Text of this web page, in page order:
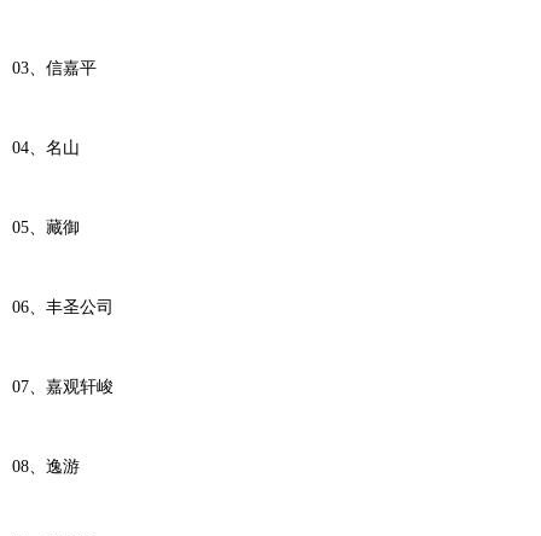
03、信嘉平
04、名山
05、藏御
06、丰圣公司
07、嘉观轩峻
08、逸游